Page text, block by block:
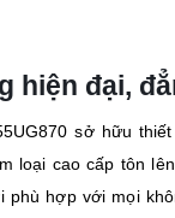
hiện đại,
sở hữu
loại cao cấp tôn
phù hợp với mọi